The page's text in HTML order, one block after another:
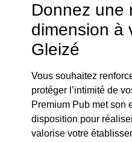
Donnez une
dimension à
Gleizé
Vous souhaitez
protéger l’intimité de
Premium Pub met son
disposition pour
valorise votre